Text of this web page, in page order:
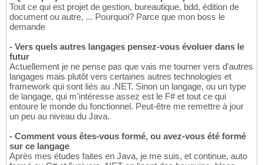
Tout ce qui est projet de gestion, bureautique, bdd, édition de
document ou autre, ... Pourquoi? Parce que mon boss le
demande
- Vers quels autres langages pensez-vous évoluer dans le
futur
Actuellement je ne pense pas que vais me tourner vers d'autres
langages mais plutôt vers certaines autres technologies et
framework qui sont liés au .NET. Sinon un langage, ou un type
de langage, qui m'intéresse assez est le F# et tout ce qui
entoure le monde du fonctionnel. Peut-être me remettre à jour
un peu au niveau du Java.
- Comment vous êtes-vous formé, ou avez-vous été formé
sur ce langage
Après mes études faites en Java, je me suis, et continue, auto